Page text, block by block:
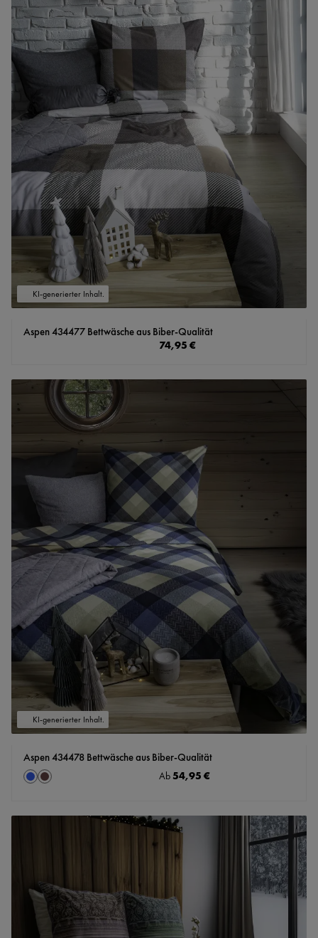
KI-generierter Inhalt.
Aspen 434477 Bettwäsche aus Biber-Qualität
Regulärer Preis:
74,95 €
KI-generierter Inhalt.
Aspen 434478 Bettwäsche aus Biber-Qualität
Farbeauswählen
blaubraun
Regulärer Preis:
Ab54,95 €